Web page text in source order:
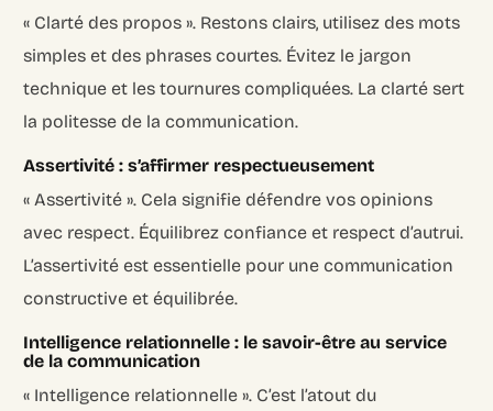
« Clarté des propos ». Restons clairs, utilisez des mots
simples et des phrases courtes. Évitez le jargon
technique et les tournures compliquées. La clarté sert
la politesse de la communication.
Assertivité : s’affirmer respectueusement
« Assertivité ». Cela signifie défendre vos opinions
avec respect. Équilibrez confiance et respect d’autrui.
L’assertivité est essentielle pour une communication
constructive et équilibrée.
Intelligence relationnelle : le savoir-être au service
de la communication
« Intelligence relationnelle ». C’est l’atout du